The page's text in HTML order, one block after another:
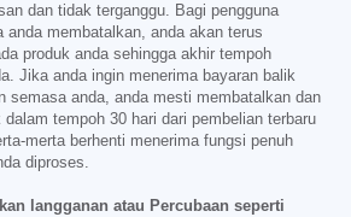
dan tidak terganggu. Bagi pengguna
anda membatalkan, anda akan terus
produk anda sehingga akhir tempoh
Jika anda ingin menerima bayaran balik
semasa anda, anda mesti membatalkan dan
tempoh 30 hari dari pembelian terbaru
merta berhenti menerima fungsi penuh
diproses.
langganan atau Percubaan seperti